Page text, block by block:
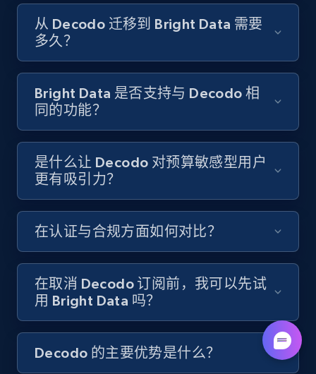
从 Decodo 迁移到 Bright Data 需要
多久？
Bright Data 是否支持与 Decodo 相
同的功能？
是什么让 Decodo 对预算敏感型用户
更有吸引力？
在认证与合规方面如何对比？
在取消 Decodo 订阅前，我可以先试
用 Bright Data 吗？
Decodo 的主要优势是什么？